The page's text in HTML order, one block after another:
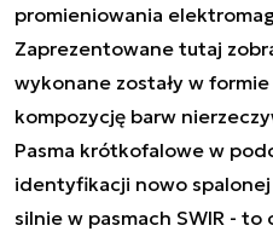
promieniowania
Zaprezentowane tutaj
wykonane zostały w
kompozycję barw
Pasma krótkofalowe w
identyfikacji nowo
silnie w pasmach SWIR -